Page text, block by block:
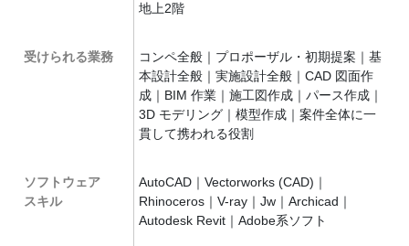
地上2階
受けられる業務
コンペ全般｜プロポーザル・初期提案｜基
本設計全般｜実施設計全般｜CAD 図面作
成｜BIM 作業｜施工図作成｜パース作成｜
3D モデリング｜模型作成｜案件全体に一
貫して携われる役割
ソフトウェア
スキル
AutoCAD｜Vectorworks (CAD)｜
Rhinoceros｜V-ray｜Jw｜Archicad｜
Autodesk Revit｜Adobe系ソフト